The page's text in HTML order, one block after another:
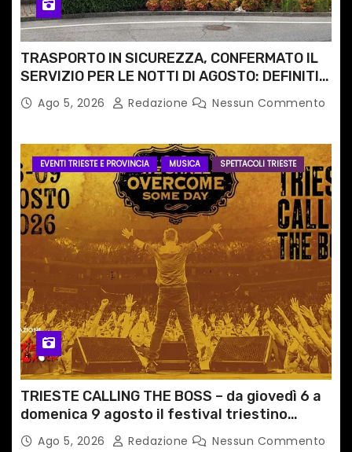
TRASPORTO IN SICUREZZA, CONFERMATO IL
SERVIZIO PER LE NOTTI DI AGOSTO: DEFINITI
PERCORSI, FERMATE E ORARIO
Ago 5, 2026 Redazione Nessun Commento
EVENTI TRIESTE E PROVINCIA MUSICA SPETTACOLI TRIESTE
TRIESTE CALLING THE BOSS – da giovedì 6 a
domenica 9 agosto il festival triestino
dedicato a Springsteen
Ago 5, 2026 Redazione Nessun Commento